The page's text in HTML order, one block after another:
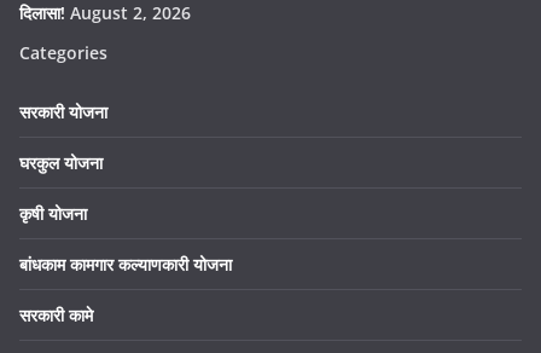
दिलासा! August 2, 2026
Categories
सरकारी योजना
घरकुल योजना
कृषी योजना
बांधकाम कामगार कल्याणकारी योजना
सरकारी कामे